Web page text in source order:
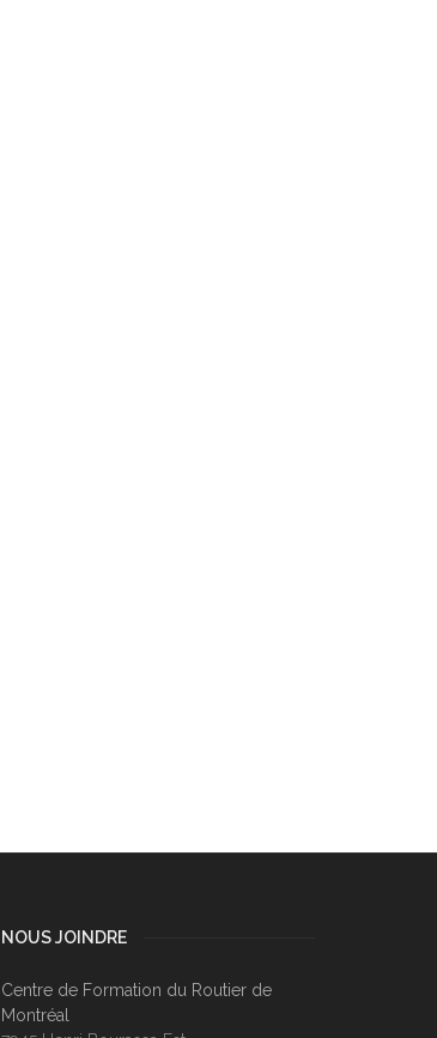
NOUS JOINDRE
Centre de Formation du Routier de
Montréal